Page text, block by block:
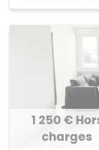
1 250 €
charges